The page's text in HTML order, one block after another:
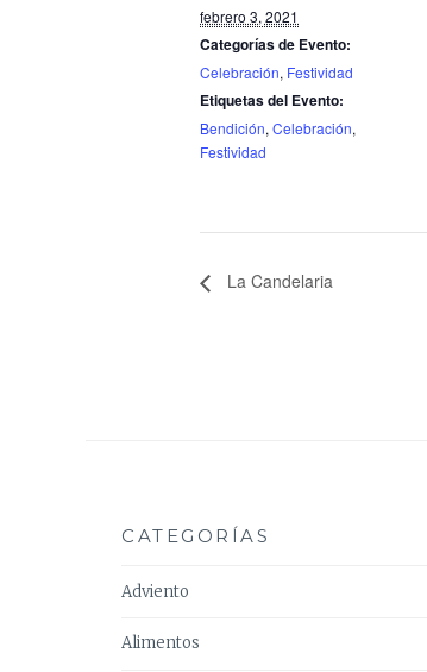
febrero 3, 2021
Categorías de Evento:
Celebración, Festividad
Etiquetas del Evento:
Bendición, Celebración,
Festividad
La Candelaria
CATEGORÍAS
Adviento
Alimentos